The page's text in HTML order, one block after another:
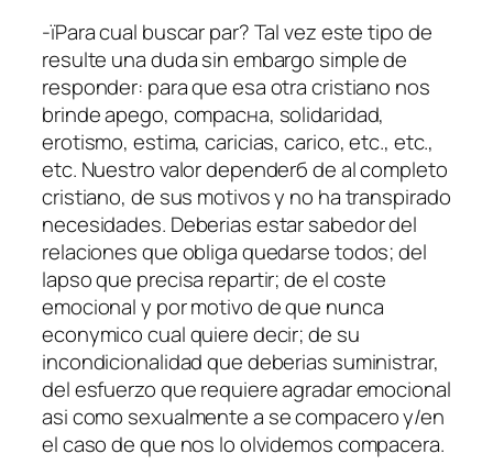
-їPara cual buscar par? Tal vez este tipo de
resulte una duda sin embargo simple de
responder: para que esa otra cristiano nos
brinde apego, compaснa, solidaridad,
erotismo, estima, caricias, cariсo, etc., etc.,
etc. Nuestro valor dependerб de al completo
cristiano, de sus motivos y no ha transpirado
necesidades. Deberias estar sabedor del
relaciones que obliga quedarse todos; del
lapso que precisa repartir; de el coste
emocional y por motivo de que nunca
econуmico cual quiere decir; de su
incondicionalidad que deberias suministrar,
del esfuerzo que requiere agradar emocional
asi­ como sexualmente a se compaсero y/en
el caso de que nos lo olvidemos compaсera.